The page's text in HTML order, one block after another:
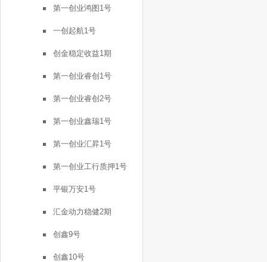
第一创业鸿图1号
一创起航1号
创金稳定收益1期
第一创业睿创1号
第一创业睿创2号
第一创业鑫瑞1号
第一创业汇昇1号
第一创业工行质押1号
平银万安1号
汇金动力稳健2期
创鑫9号
创鑫10号